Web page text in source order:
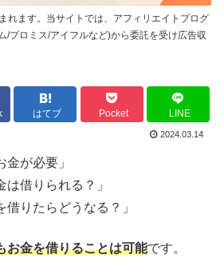
れます。当サイトでは、アフィリエイトプログ
/プロミス/アイフルなど)から委託を受け広告収
はてブ Pocket LINE
2024.03.14
金が必要」
は借りられる？」
借りたらどうなる？」
お金を借りることは可能です。